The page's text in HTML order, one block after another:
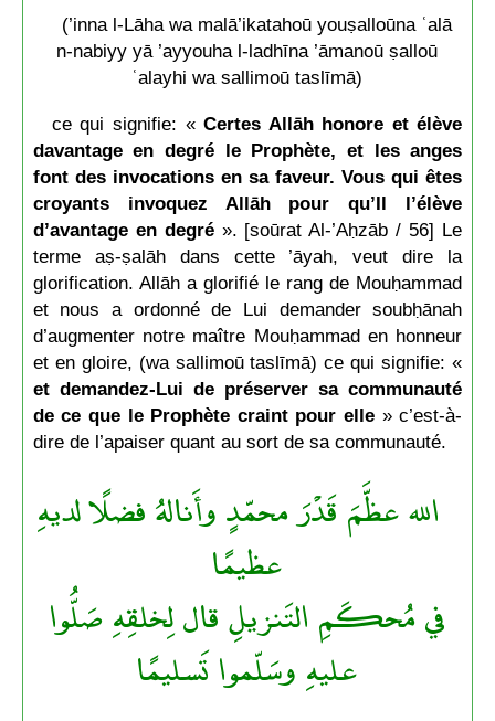
(’inna l-Lāha wa malā’ikatahoū youṣalloūna ʿalā
n-nabiyy yā ’ayyouha l-ladhīna ’āmanoū ṣalloū
ʿalayhi wa sallimoū taslīmā)
ce qui signifie: «Certes Allāh honore et élève
davantage en degré le Prophète, et les anges
font des invocations en sa faveur. Vous qui êtes
croyants invoquez Allāh pour qu’Il l’élève
d’avantage en degré». [soūrat Al-’Aḥzāb / 56] Le
terme aṣ-ṣalāh dans cette ’āyah, veut dire la
glorification. Allāh a glorifié le rang de Mouḥammad
et nous a ordonné de Lui demander soubḥānah
d’augmenter notre maître Mouḥammad en honneur
et en gloire, (wa sallimoū taslīmā) ce qui signifie: «
et demandez-Lui de préserver sa communauté
de ce que le Prophète craint pour elle » c’est-à-
dire de l’apaiser quant au sort de sa communauté.
الله عظَّمَ قَدْرَ محمّدٍ وأَنالهُ فضلًا لديهِ
عظيمًا
في مُحكَمِ التَنزيلِ قال لِخلقِهِ صَلُّوا
عليهِ وسَلّموا تَسليمًا